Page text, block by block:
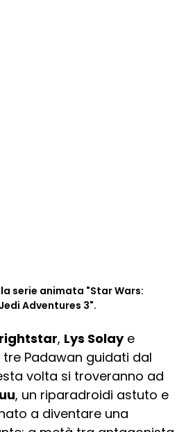
serie animata "Star Wars:
Adventures 3".
, Lys Solaye
tre Padawan guidati dal
volta si troveranno ad
, un riparadroidi astuto e
a diventare una